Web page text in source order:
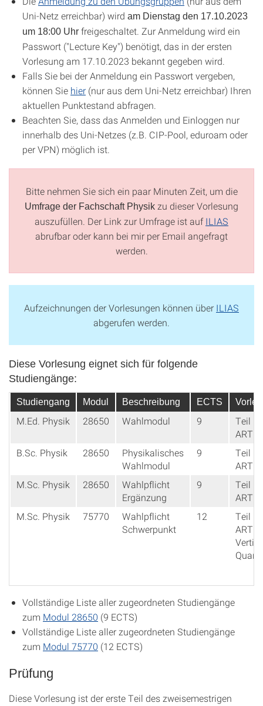
Uni-Netz erreichbar) wird am Dienstag den 17.10.2023
um 18:00 Uhr freigeschaltet. Zur Anmeldung wird ein
Passwort ("Lecture Key") benötigt, das in der ersten
Vorlesung am 17.10.2023 bekannt gegeben wird.
Falls Sie bei der Anmeldung ein Passwort vergeben,
können Sie hier (nur aus dem Uni-Netz erreichbar) Ihren
aktuellen Punktestand abfragen.
Beachten Sie, dass das Anmelden und Einloggen nur
innerhalb des Uni-Netzes (z.B. CIP-Pool, eduroam oder
per VPN) möglich ist.
Bitte nehmen Sie sich ein paar Minuten Zeit, um die
Umfrage der Fachschaft Physik zu dieser Vorlesung
auszufüllen. Der Link zur Umfrage ist aufILIAS
abrufbar oder kann bei mir per Email angefragt
werden.
Aufzeichnungen der Vorlesungen können über ILIAS
abgerufen werden.
Diese Vorlesung eignet sich für folgende
Studiengänge:
Studiengang Modul Beschreibung ECTS
M.Ed. Physik 28650 Wahlmodul 9
Teil 1:
ART
B.Sc. Physik
28650
Physikalisches
Wahlmodul
9
Teil 1:
ART
M.Sc. Physik
28650
Wahlpflicht
Ergänzung
9
Teil 1:
ART
M.Sc. Physik
75770
Wahlpflicht
Schwerpunkt
12
Teil 1:
ART +
Vollständige Liste aller zugeordneten Studiengänge
zum Modul 28650 (9 ECTS)
Vollständige Liste aller zugeordneten Studiengänge
zum Modul 75770 (12 ECTS)
Prüfung
Diese Vorlesung ist der erste Teil des zweisemestrigen